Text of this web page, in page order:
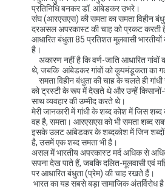
प्रतिनिधि बनकर डॉ. आंबेडकर उभरे।
संघ (आरएसएस) की समता का समता विहीन
दरअसल अपरकास्ट की चाह को प्रकट करती
आधारित बंधुता 85 प्रतिशत मूलवासी
है।
अकारण नहीं है कि वर्ण-जाति आधारित गांवों
थे, जबकि आंबेडकर गांवों को कूपमंडूकता का
समता विहीन बंधुता की चाह के चलते ही गांधी
को ट्रस्टी के रूप में देखते थे और उन्हें
साथ व्यवहार की उम्मीद करते थे।
मेरी जानकारी में गांधी के शब्द कोश में जिस
वह है, समता। आरएसएस को भी समता शब्द
इसके उलट आंबेडकर के शब्दकोश में जिन शब्दों
है, उसमें एक शब्द समता भी है।
असल में भारतीय अपरकास्ट मर्द अधिक से
सपना देख पाते हैं, जबकि दलित-मूलवासी एवं
पर आधारित बंधुता (प्रेम) की चाह रखते हैं।
भारत का यह सबसे बड़ा सामाजिक अंतर्विरोध